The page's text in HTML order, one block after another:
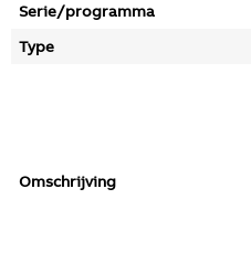
Serie/programma
Type
Omschrijving